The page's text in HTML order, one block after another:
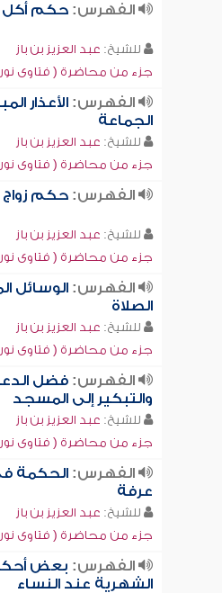
الفهرس:حكم أكل
للشيخ: عبد العزيز بن باز
جزء من محاضرة ( فتاوى نور
الفهرس:الأعذار
الجماعة
للشيخ: عبد العزيز بن باز
جزء من محاضرة ( فتاوى نور
الفهرس:حكم زواج
للشيخ: عبد العزيز بن باز
جزء من محاضرة ( فتاوى نور
الفهرس:الوسائل
الصلاة
للشيخ: عبد العزيز بن باز
جزء من محاضرة ( فتاوى نور
الفهرس:فضل
والتبكير إلى المسجد
للشيخ: عبد العزيز بن باز
جزء من محاضرة ( فتاوى نور
الفهرس:الحكمة
عرفة
للشيخ: عبد العزيز بن باز
جزء من محاضرة ( فتاوى نور
الفهرس: بعض
الشهرية عند النساء